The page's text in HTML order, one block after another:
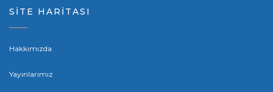
SİTE HARİTASI
Hakkımızda
Yayınlarımız